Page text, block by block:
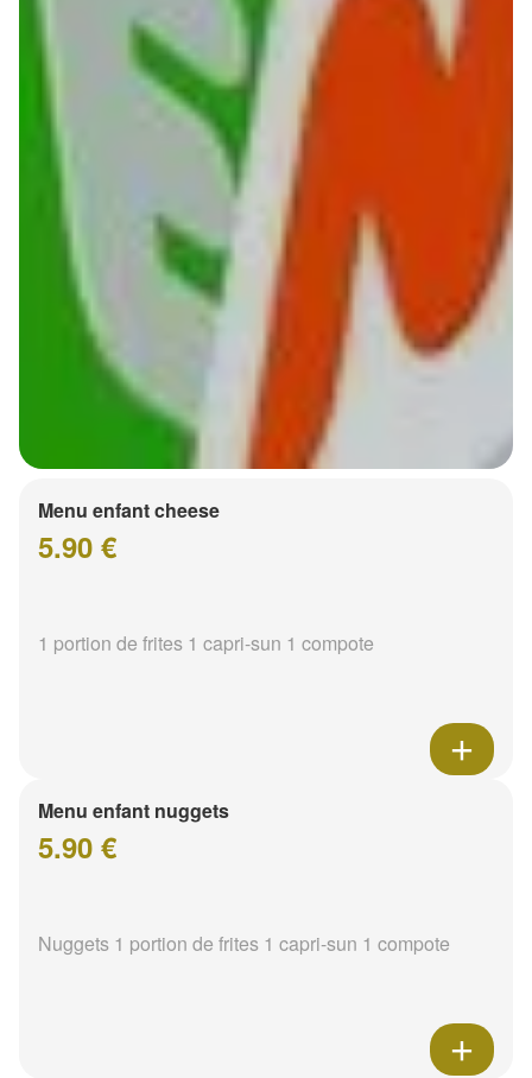
Menu enfant cheese
5.90 €
1 portion de frites 1 capri-sun 1 compote
Menu enfant nuggets
5.90 €
Nuggets 1 portion de frites 1 capri-sun 1 compote